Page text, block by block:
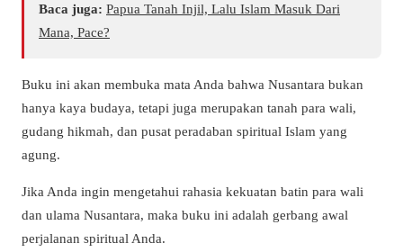
Baca juga: Papua Tanah Injil, Lalu Islam Masuk Dari
Mana, Pace?
Buku ini akan membuka mata Anda bahwa Nusantara bukan
hanya kaya budaya, tetapi juga merupakan tanah para wali,
gudang hikmah, dan pusat peradaban spiritual Islam yang
agung.
Jika Anda ingin mengetahui rahasia kekuatan batin para wali
dan ulama Nusantara, maka buku ini adalah gerbang awal
perjalanan spiritual Anda.